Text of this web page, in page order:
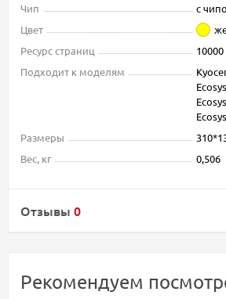
Чип
с
Цвет
Ресурс страниц
10000
Подходит к моделям
Размеры
Вес, кг
0,506
Отзывы 0
Рекомендуем